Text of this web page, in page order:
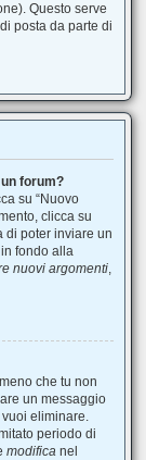
Questo serve
posta da parte di
forum?
su “Nuovo
clicca su
di poter inviare un
fondo alla
nuovi argomenti,
che tu non
un messaggio
eliminare.
periodo di
modifica nel